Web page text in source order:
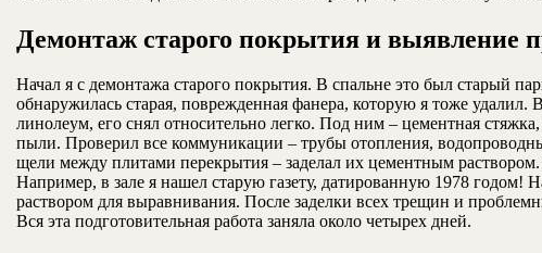
Демонтаж старого покрытия и выявление
Начал я с демонтажа старого покрытия. В спальне это был старый
обнаружилась старая, поврежденная фанера, которую я тоже
линолеум, его снял относительно легко. Под ним – цементная
пыли. Проверил все коммуникации – трубы отопления,
щели между плитами перекрытия – заделал их цементным
Например, в зале я нашел старую газету, датированную 1978
раствором для выравнивания. После заделки всех трещин и
Вся эта подготовительная работа заняла около четырех дней.